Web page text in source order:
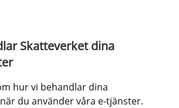
Skatteverket dina
hur vi behandlar dina
du använder våra e-tjänster.